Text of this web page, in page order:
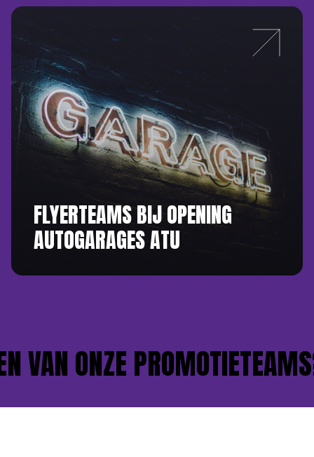
FLYERTEAMS BIJ OPENING
AUTOGARAGES ATU
ONZE PROMOTIETEAMS?